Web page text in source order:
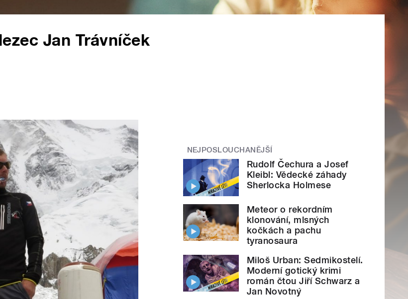
Jan Trávníček
NEJPOSLOUCHANĚJŠÍ
Rudolf Čechura a Josef
Kleibl: Vědecké záhady
Sherlocka Holmese
Meteor o rekordním
klonování, mlsných
kočkách a pachu
tyranosaura
Miloš Urban: Sedmikostelí.
Moderní gotický krimi
román čtou Jiří Schwarz a
Jan Novotný